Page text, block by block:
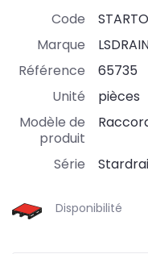
Code
Marque
Référence
65735
Unité
pièces
Modèle de
produit
Série
Disponibilité